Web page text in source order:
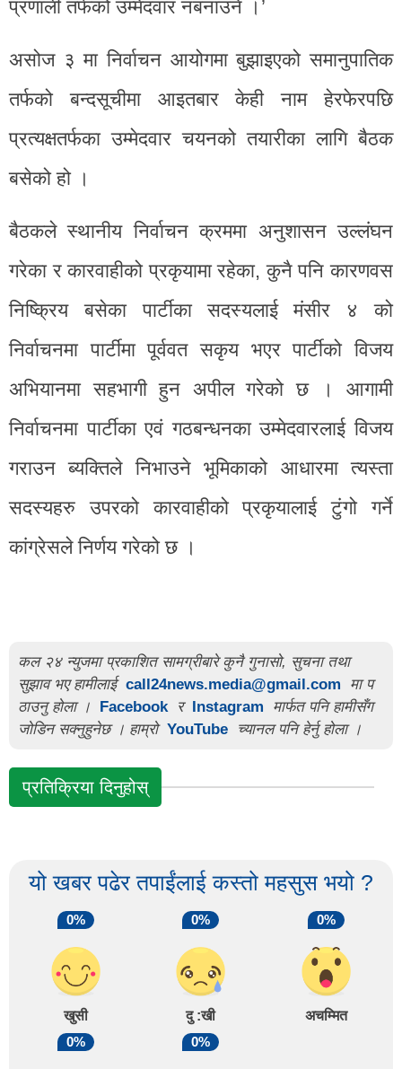
प्रणाली तर्फको उम्मेदवार नबनाउने ।’
असोज ३ मा निर्वाचन आयोगमा बुझाइएको समानुपातिक
तर्फको बन्दसूचीमा आइतबार केही नाम हेरफेरपछि
प्रत्यक्षतर्फका उम्मेदवार चयनको तयारीका लागि बैठक
बसेको हो ।
बैठकले स्थानीय निर्वाचन क्रममा अनुशासन उल्लंघन
गरेका र कारवाहीको प्रकृयामा रहेका, कुनै पनि कारणवस
निष्क्रिय बसेका पार्टीका सदस्यलाई मंसीर ४ को
निर्वाचनमा पार्टीमा पूर्ववत सकृय भएर पार्टीको विजय
अभियानमा सहभागी हुन अपील गरेको छ । आगामी
निर्वाचनमा पार्टीका एवं गठबन्धनका उम्मेदवारलाई विजय
गराउन ब्यक्तिले निभाउने भूमिकाको आधारमा त्यस्ता
सदस्यहरु उपरको कारवाहीको प्रकृयालाई टुंगो गर्ने
कांग्रेसले निर्णय गरेको छ ।
कल २४ न्युजमा प्रकाशित सामग्रीबारे कुनै गुनासो, सुचना तथा
सुझाव भए हामीलाई call24news.media@gmail.com
मा प
ठाउनु होला ।
Facebook र Instagram
मार्फत पनि हामीसँग
जोडिन सक्नुहुनेछ । हाम्रो YouTube च्यानल पनि हेर्नु होला ।
प्रतिक्रिया दिनुहोस्
यो खबर पढेर तपाईंलाई कस्तो महसुस भयो ?
0%
खुसी
0%
दु :खी
0%
अचम्मित
0%
0%